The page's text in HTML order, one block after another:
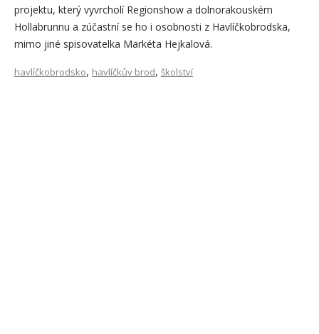
projektu, který vyvrcholí Regionshow a dolnorakouském
Hollabrunnu a zúčastní se ho i osobnosti z Havlíčkobrodska,
mimo jiné spisovatelka Markéta Hejkalová.
havlíčkobrodsko, havlíčkův brod, školství